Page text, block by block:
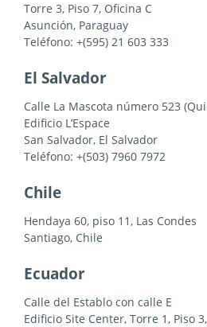
Torre 3, Piso 7, Oficina C
Asunción, Paraguay
Teléfono: +(595) 21 603 333
El Salvador
Calle La Mascota número 523
Edificio L’Espace
San Salvador, El Salvador
Teléfono: +(503) 7960 7972
Chile
Hendaya 60, piso 11, Las Condes
Santiago, Chile
Ecuador
Calle del Establo con calle E
Edificio Site Center, Torre 1, Piso